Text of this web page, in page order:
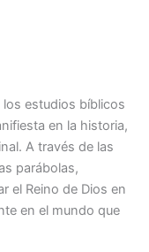
los estudios bíblicos
en la historia,
A través de las
parábolas,
el Reino de Dios en
en el mundo que